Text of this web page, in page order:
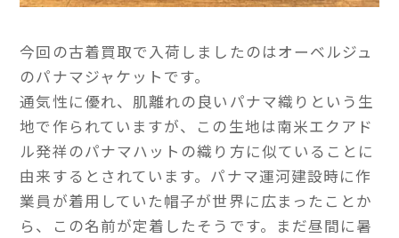
今回の古着買取で入荷しましたのはオーベルジュ
のパナマジャケットです。
通気性に優れ、肌離れの良いパナマ織りという生
地で作られていますが、この生地は南米エクアド
ル発祥のパナマハットの織り方に似ていることに
由来するとされています。パナマ運河建設時に作
業員が着用していた帽子が世界に広まったことか
ら、この名前が定着したそうです。まだ昼間に暑